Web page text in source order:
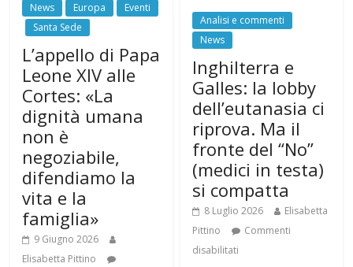
News Europa
Eventi
Santa Sede
L’appello di Papa
Leone XIV alle
Cortes: «La
dignità umana
non è
negoziabile,
difendiamo la
vita e la
famiglia»
9 Giugno 2026
Elisabetta Pittino
Analisi e commenti
News
Inghilterra e
Galles: la lobby
dell’eutanasia ci
riprova. Ma il
fronte del “No”
(medici in testa)
si compatta
8 Luglio 2026
Elisabetta
Pittino
Commenti
disabilitati